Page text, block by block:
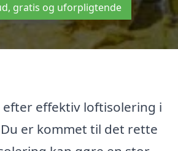
gratis og uforpligtende
efter effektiv loftisolering i
er kommet til det rette